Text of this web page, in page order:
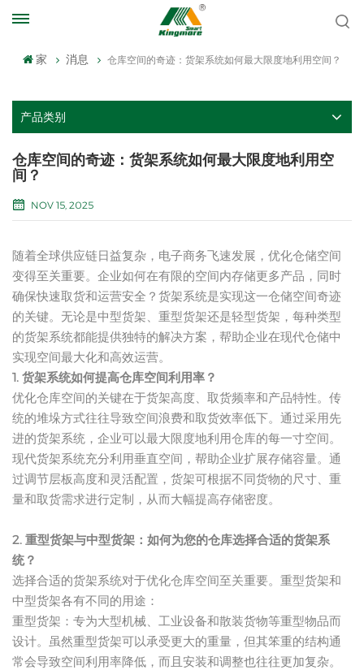
家 消息 仓库空间的奇迹：货架系统如何最大限度地利用空间？
产品类别
仓库空间的奇迹：货架系统如何最大限度地利用空
间？
NOV 15, 2025
随着全球供应链日益复杂，电子商务飞速发展，优化仓储空间
变得至关重要。企业如何在有限的空间内存储更多产品，同时
确保快速取货和运营安全？货架系统是实现这一仓储空间奇迹
的关键。无论是中型货架、重型货架还是轻型货架，每种类型
的货架系统都能提供独特的解决方案，帮助企业在现代仓储中
实现空间最大化和高效运营。
1. 货架系统如何提高仓库空间利用率？
优化仓库空间的关键在于货架高度、取货频率和产品特性。传
统的堆垛方式往往导致空间浪费和取货效率低下。通过采用先
进的货架系统，企业可以最大限度地利用仓库的每一寸空间。
现代货架系统充分利用垂直空间，帮助企业扩展存储容量。通
过调节层板高度和灵活配置，货架可根据不同货物的尺寸、重
量和取货需求进行定制，从而大幅提高存储密度。
2. 重型货架与中型货架：如何为您的仓库选择合适的货架系
统？
选择合适的货架系统对于优化仓库空间至关重要。重型货架和
中型货架各有不同的用途：
重型货架：专为大型机械、工业设备和散装货物等重型物品而
设计。虽然重型货架可以承受更大的重量，但其笨重的结构通
常会导致空间利用率降低，而且安装和调整也往往更加复杂。